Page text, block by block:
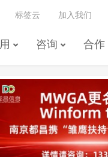
咨询 合作
标签云 加入我们